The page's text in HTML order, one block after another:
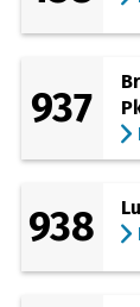
937
938